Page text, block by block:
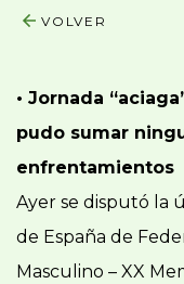
VOLVER
• Jornada
pudo sumar
enfrentamientos
Ayer se disputó la
de España de
Masculino – XX